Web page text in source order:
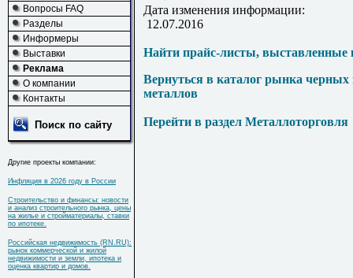
Вопросы FAQ
Разделы
Информеры
Выставки
Реклама
О компании
Контакты
Поиск по сайту
Другие проекты компании:
Инфляция в 2026 году в России
Строительство и финансы: новости
и анализ строительного рынка, цены
на жилье и стройматериалы, ставки
по ипотеке.
Российская недвижимость (RN.RU):
рынок коммерческой и жилой
недвижимости и земли, ипотека и
оценка квартир и домов.
Дата изменения информации:
12.07.2016
Найти прайс-листы, выставленные
Вернуться в каталог рынка
металлов
Перейти в раздел Металлоторговля